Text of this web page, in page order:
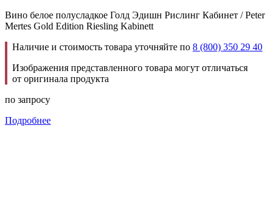
Вино белое полусладкое Голд Эдишн Рислинг Кабинет / Peter
Mertes Gold Edition Riesling Kabinett
Наличие и стоимость товара уточняйте по 8 (800) 350 29 40
Изображения представленного товара могут отличаться
от оригинала продукта
по запросу
Подробнее